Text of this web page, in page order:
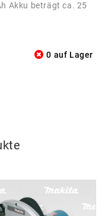
Akku beträgt ca. 25
0 auf Lager